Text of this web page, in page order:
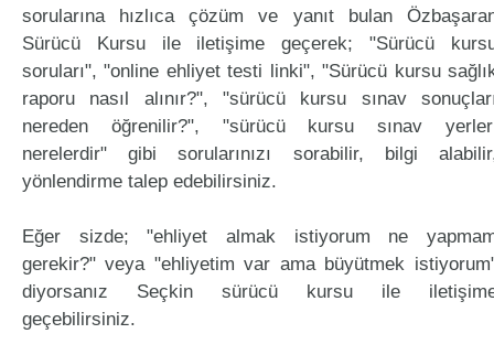
sorularına hızlıca çözüm ve yanıt bulan
Sürücü Kursu ile iletişime geçerek; "Sürücü
soruları", "online ehliyet testi linki", "Sürücü kursu
raporu nasıl alınır?", "sürücü kursu sınav
nereden öğrenilir?", "sürücü kursu sınav
nerelerdir" gibi sorularınızı sorabilir, bilgi
yönlendirme talep edebilirsiniz.
Eğer sizde; "ehliyet almak istiyorum ne
gerekir?" veya "ehliyetim var ama büyütmek
diyorsanız Seçkin sürücü kursu ile
geçebilirsiniz.